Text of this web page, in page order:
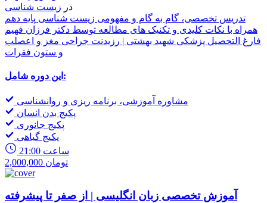
در زیست شناسی
تدریس تخصصی، گام به گام و مفهومی زیست شناسی پایه دهم
همراه با نکات کلیدی و تکنیک های مطالعه توسط دکتر فرزان فهیم
فارغ التحصیل پزشکی شهید بهشتی | رزیدنت جراحی مغز و اعصلب
و ستون فقرات
این دوره شامل:
مشاوره آموزشی، برنامه ریزی و روانشناسی
پکیج بدن انسان
پکیج جانوری
پکیج گیاهی
21:00 ساعت
2,000,000 تومان
آموزش تخصصی زبان انگلیسی | از صفر تا پیشرفته